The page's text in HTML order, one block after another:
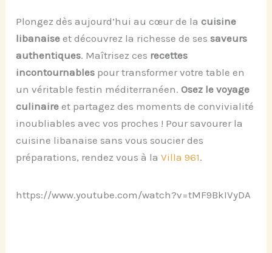
Plongez dès aujourd’hui au cœur de lacuisine
libanaise et découvrez la richesse de sessaveurs
authentiques. Maîtrisez ces recettes
incontournables pour transformer votre table en
un véritable festin méditerranéen.Osez le voyage
culinaire et partagez des moments de convivialité
inoubliables avec vos proches ! Pour savourer la
cuisine libanaise sans vous soucier des
préparations, rendez vous à laVilla 961.
https://www.youtube.com/watch?v=tMF9BkIVyDA